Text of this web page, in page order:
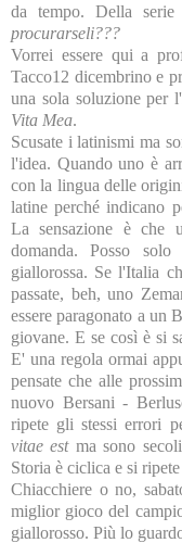
da tempo. Della serie
procurarseli???
Vorrei essere qui a
Tacco12 dicembrino e
una sola soluzione per
Vita Mea.
Scusate i latinismi ma
l'idea. Quando uno è
con la lingua delle
latine perché indicano
La sensazione è che
domanda. Posso
giallorossa. Se l'Italia
passate, beh, uno
essere paragonato a un
giovane. E se così è si
E' una regola ormai
pensate che alle
nuovo Bersani -
ripete gli stessi errori
vitae estma sono
Storia è ciclica e si ripete
Chiacchiere o no,
miglior gioco del
giallorosso. Più lo